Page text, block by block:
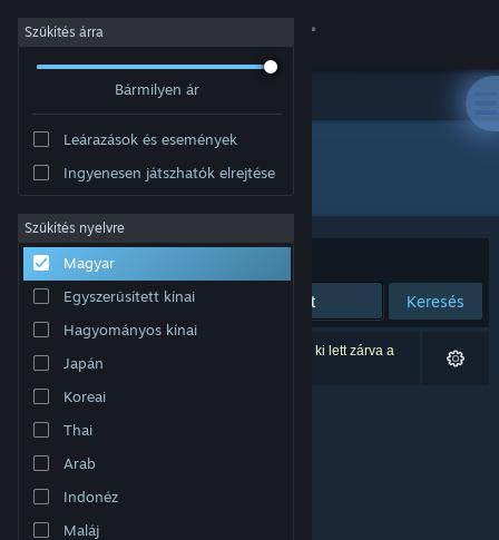
Bejelentkezés
Névjegy
Támogatás
Nyelvváltás
A Steam mobilalkalmazás beszerzése
Asztali weboldalra váltás
Szűkítés árra
Bármilyen ár
Leárazások és események
Ingyenesen játszhatók elrejtése
Szűkítés nyelvre
Magyar
Egyszerűsített kínai
Hagyományos kínai
Japán
Koreai
Thai
Arab
Indonéz
Maláj
Fejlesztő: Laser Unicorns
Rendezés Relevancia
Keresés
0 eredmény felel meg a keresésednek. 1 termék ki lett zárva a
beállításaid alapján.